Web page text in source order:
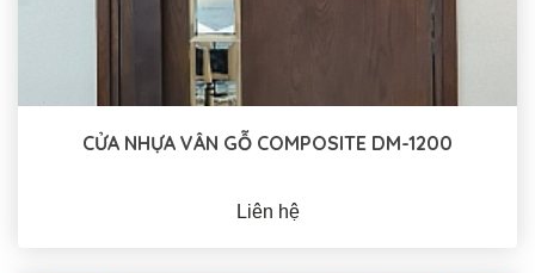
CỬA NHỰA VÂN GỖ COMPOSITE DM-1200
Liên hệ